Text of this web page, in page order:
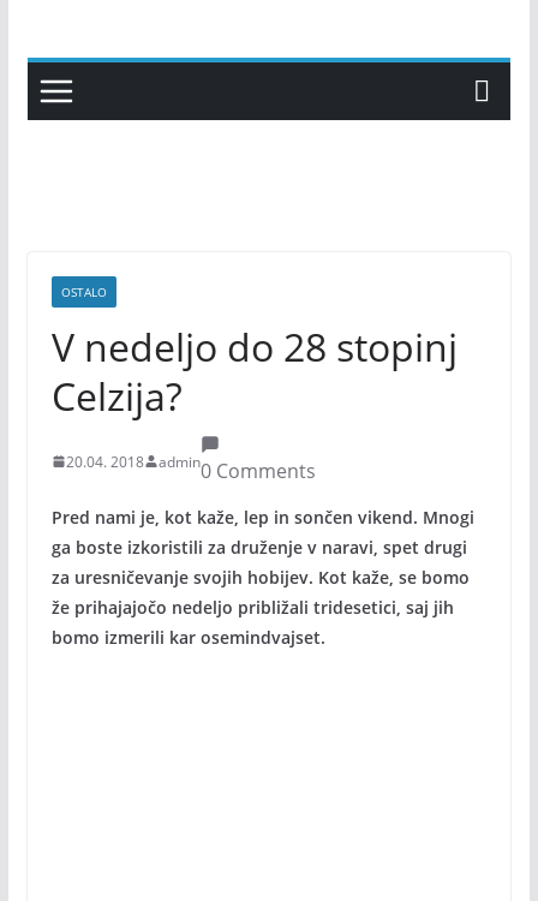
content
OSTALO
V nedeljo do 28 stopinj
Celzija?
20.04. 2018 admin0 Comments
Pred nami je, kot kaže, lep in sončen vikend. Mnogi
ga boste izkoristili za druženje v naravi, spet drugi
za uresničevanje svojih hobijev. Kot kaže, se bomo
že prihajajočo nedeljo približali tridesetici, saj jih
bomo izmerili kar osemindvajset.